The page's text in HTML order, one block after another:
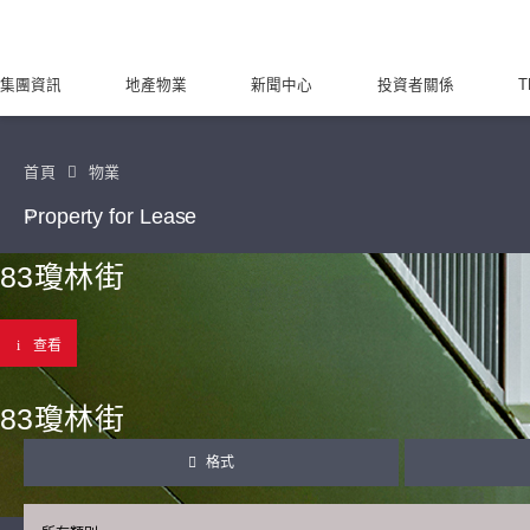
集團資訊 地產物業 新聞中心 投資者關係
首頁 物業
Property for Lease
83瓊林街
查看
83瓊林街
格式